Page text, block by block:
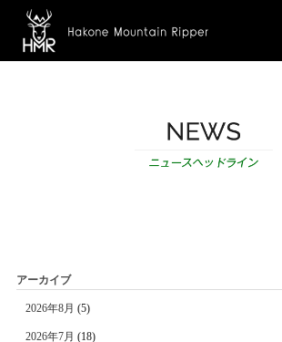
アーカイブ
2026年8月 (5)
2026年7月 (18)